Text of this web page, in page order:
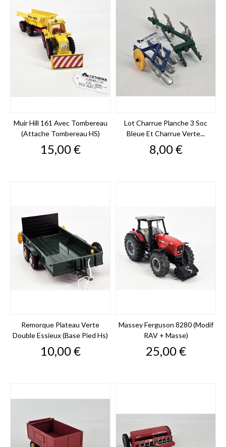
Muir Hill 161 Avec Tombereau
(attache Tombereau HS)
Prix
15,00 €
Lot Charrue Planche 3 Soc
Bleue Et Charrue Verte...
Prix
8,00 €
Remorque Plateau Verte
Double Essieux (base Pied Hs)
Prix
10,00 €
Massey Ferguson 8280 (modif
RAV + Masse)
Prix
25,00 €